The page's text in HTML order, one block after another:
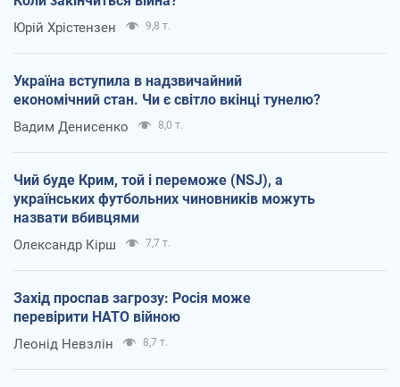
Юрій Хрістензен 9,8 т.
Україна вступила в надзвичайний
економічний стан. Чи є світло вкінці тунелю?
Вадим Денисенко 8,0 т.
Чий буде Крим, той і переможе (NSJ), а
українських футбольних чиновників можуть
назвати вбивцями
Олександр Кірш 7,7 т.
Захід проспав загрозу: Росія може
перевірити НАТО війною
Леонід Невзлін 8,7 т.